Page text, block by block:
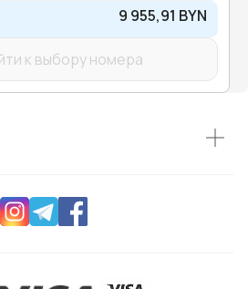
9 955,91 BYN
к выбору номера